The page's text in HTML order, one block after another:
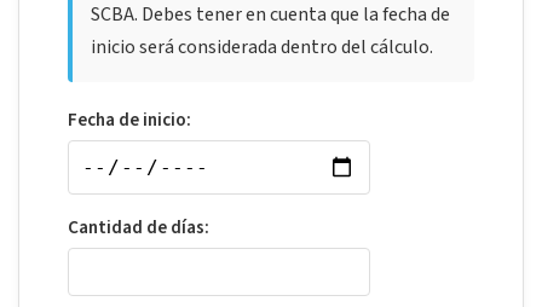
SCBA. Debes tener en cuenta que la fecha de
inicio será considerada dentro del cálculo.
Fecha de inicio:
Cantidad de días: